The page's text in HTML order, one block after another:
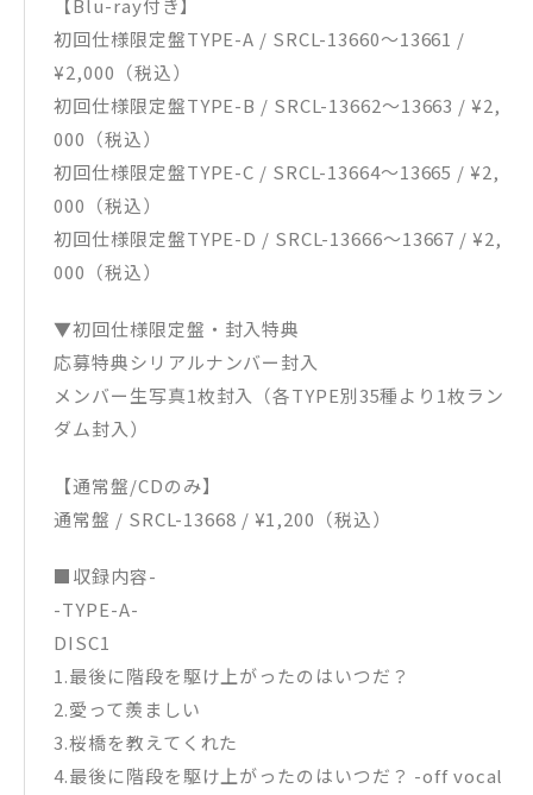
初回仕様限定盤TYPE-A / SRCL-13660～13661 /
¥2,000（税込）
初回仕様限定盤TYPE-B / SRCL-13662～13663 / ¥2,
000（税込）
初回仕様限定盤TYPE-C / SRCL-13664～13665 / ¥2,
000（税込）
初回仕様限定盤TYPE-D / SRCL-13666～13667 / ¥2,
000（税込）
▼初回仕様限定盤・封入特典
応募特典シリアルナンバー封入
メンバー生写真1枚封入（各TYPE別35種より1枚ラン
ダム封入）
【通常盤/CDのみ】
通常盤 / SRCL-13668 / ¥1,200（税込）
■収録内容-
-TYPE-A-
DISC1
1.最後に階段を駆け上がったのはいつだ？
2.愛って羨ましい
3.桜橋を教えてくれた
4.最後に階段を駆け上がったのはいつだ？ -off vocal